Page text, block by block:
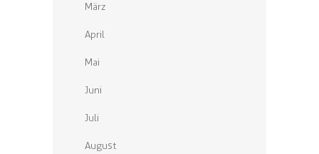
März
April
Mai
Juni
Juli
August